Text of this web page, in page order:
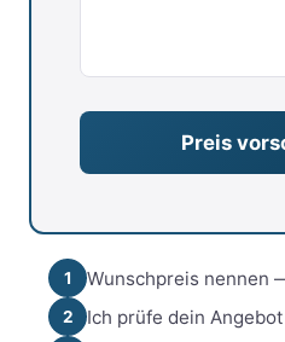
1 Wunschpreis nennen
2 Ich prüfe dein